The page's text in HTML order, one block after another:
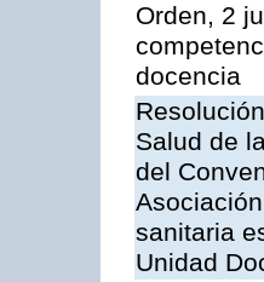
Orden, 2
docencia
Salud de
del
sanitaria
Unidad